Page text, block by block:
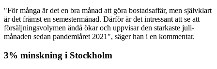
"För många är det en bra månad att göra bostadsaffär, men självklart
är det främst en semestermånad. Därför är det intressant att se att
försäljningsvolymen ändå ökar och uppvisar den starkaste juli-
månaden sedan pandemiåret 2021", säger han i en kommentar.
3% minskning i Stockholm